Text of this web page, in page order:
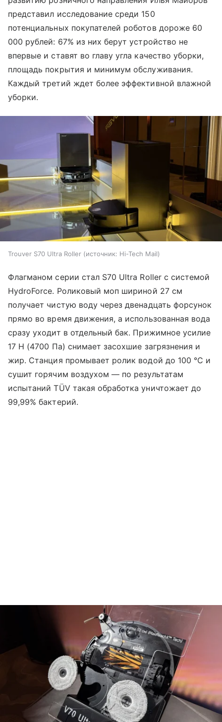
представил исследование среди 150
потенциальных покупателей роботов дороже 60
000 рублей: 67% из них берут устройство не
впервые и ставят во главу угла качество уборки,
площадь покрытия и минимум обслуживания.
Каждый третий ждет более эффективной влажной
уборки.
Trouver S70 Ultra Roller источник: Hi-Tech Mail
Флагманом серии стал S70 Ultra Roller с системой
HydroForce. Роликовый моп шириной 27 см
получает чистую воду через двенадцать форсунок
прямо во время движения, а использованная вода
сразу уходит в отдельный бак. Прижимное усилие
17 Н (4700 Па) снимает засохшие загрязнения и
жир. Станция промывает ролик водой до 100 °C и
сушит горячим воздухом — по результатам
испытаний TÜV такая обработка уничтожает до
99,99% бактерий.